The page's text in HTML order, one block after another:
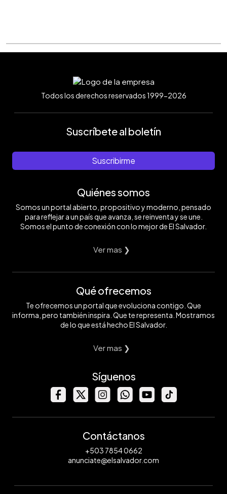
Todos los derechos reservados 1999-2026
Suscríbete al boletín
Suscribirme
Quiénes somos
Somos un portal abierto, propositivo y moderno, pensado
para reflejar a un país que avanza, se reinventa y se une.
Somos el punto de conexión con lo mejor de El Salvador.
Ver mas ❯
Qué ofrecemos
Te ofrecemos un portal que evoluciona contigo. Que
informa, pero también inspira. Que te representa. Mostramos
de lo que está hecho El Salvador.
Ver mas ❯
Síguenos
Contáctanos
+503 7854 0662
anunciate@elsalvador.com